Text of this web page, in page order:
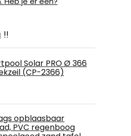
!!
Solar PRO Ø 366
(CP-2366)
opblaasbaar
PVC regenboog